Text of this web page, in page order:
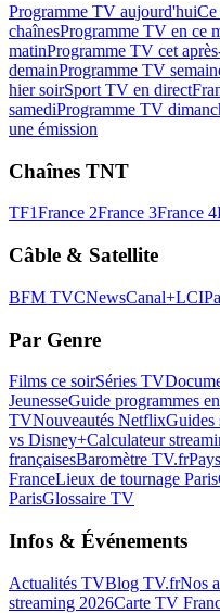
Programme TV aujourd'hui
chaînesProgramme TV en ce
matinProgramme TV cet
demainProgramme TV
hier soirSport TV en direct
samediProgramme TV
une émission
Chaînes TNT
TF1France 2France 3France 4
Câble & Satellite
BFM TVCNewsCanal+LCI
Par Genre
Films ce soirSéries TV
JeunesseGuide programmes
TVNouveautés NetflixGuides
vs Disney+Calculateur
françaisesBaromètre TV.fr
FranceLieux de tournage Paris
ParisGlossaire TV
Infos & Événements
Actualités TVBlog TV.frNos
streaming 2026Carte TV